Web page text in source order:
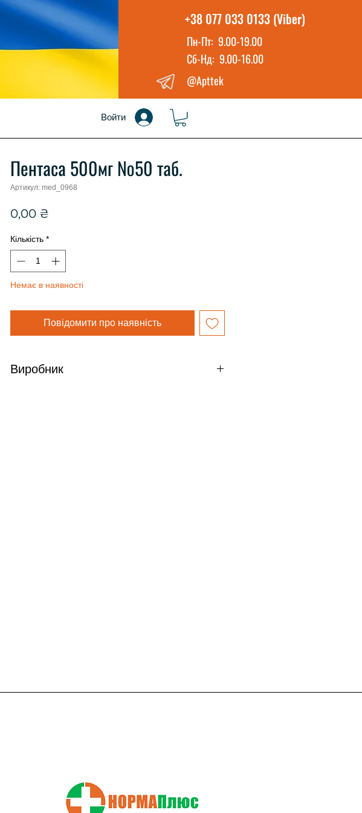
+38 077 033 0133 (Viber)
Пн-Пт: 9.00-19.00
Сб-Нд: 9.00-16.00
@Apttek
Войти
Пентаса 500мг №50 таб.
Артикул: med_0968
0,00 ₴
Кількість *
Немає в наявності
Повідомити про наявність
Виробник